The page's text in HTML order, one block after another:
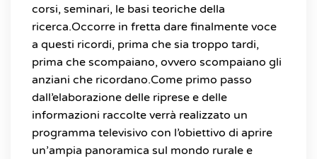
corsi, seminari, le basi teoriche della
ricerca.Occorre in fretta dare finalmente voce
a questi ricordi, prima che sia troppo tardi,
prima che scompaiano, ovvero scompaiano gli
anziani che ricordano.Come primo passo
dall’elaborazione delle riprese e delle
informazioni raccolte verrà realizzato un
programma televisivo con l’obiettivo di aprire
un’ampia panoramica sul mondo rurale e